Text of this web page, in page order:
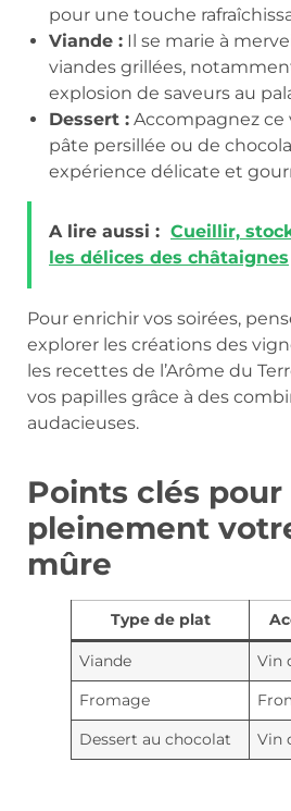
pour une touche
Viande : Il se marie à
viandes grillées,
explosion de saveurs au
Dessert : Accompagnez ce
pâte persillée ou de
expérience délicate et
A lire aussi : Cueillir,
les délices des châtaignes
Pour enrichir vos soirées,
explorer les créations des
les recettes de l’Arôme du
vos papilles grâce à des
audacieuses.
Points clés
pleinement
mûre
Type de plat
Viande
Vin
Fromage
Dessert au chocolat
Vin